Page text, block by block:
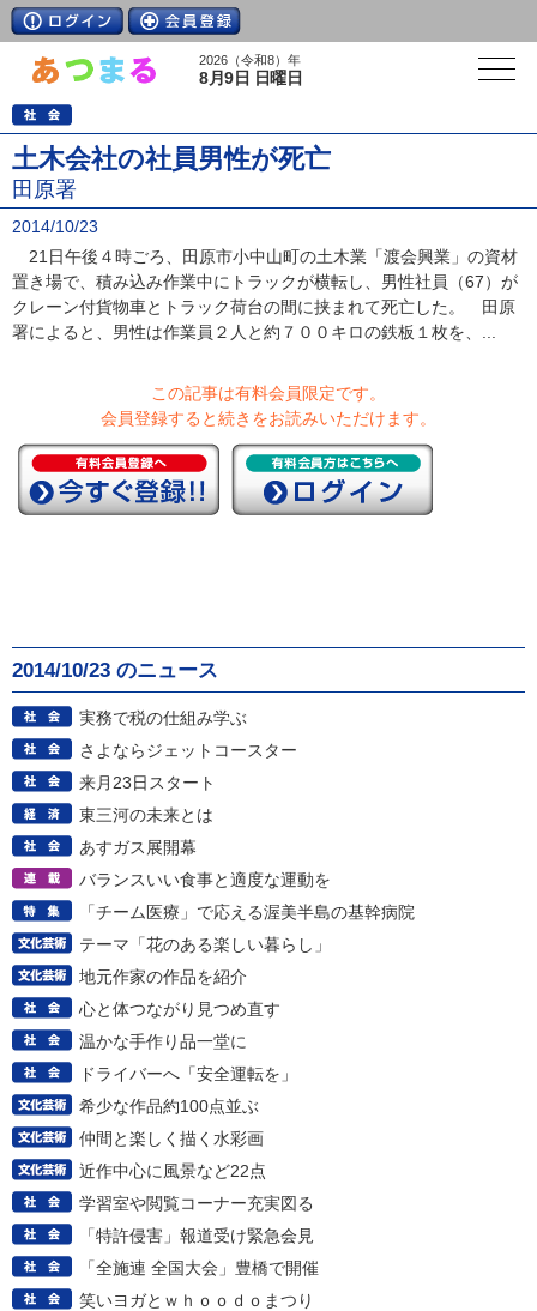
2026（令和8）年
8月9日 日曜日
土木会社の社員男性が死亡
田原署
2014/10/23
21日午後４時ごろ、田原市小中山町の土木業「渡会興業」の資材
置き場で、積み込み作業中にトラックが横転し、男性社員（67）が
クレーン付貨物車とトラック荷台の間に挟まれて死亡した。 田原
署によると、男性は作業員２人と約７００キロの鉄板１枚を、...
この記事は有料会員限定です。
会員登録すると続きをお読みいただけます。
2014/10/23 のニュース
実務で税の仕組み学ぶ
さよならジェットコースター
来月23日スタート
東三河の未来とは
あすガス展開幕
バランスいい食事と適度な運動を
「チーム医療」で応える渥美半島の基幹病院
テーマ「花のある楽しい暮らし」
地元作家の作品を紹介
心と体つながり見つめ直す
温かな手作り品一堂に
ドライバーへ「安全運転を」
希少な作品約100点並ぶ
仲間と楽しく描く水彩画
近作中心に風景など22点
学習室や閲覧コーナー充実図る
「特許侵害」報道受け緊急会見
「全施連 全国大会」豊橋で開催
笑いヨガとｗｈｏｏｄｏまつり